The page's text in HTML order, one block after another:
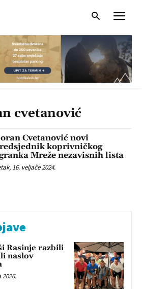
cvetanović
Cvetanović novi
koprivničkog
Mreže nezavisnih lista
16. veljače 2024.
Rasinje razbili
naslov